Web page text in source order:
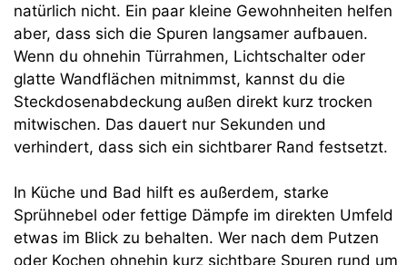
natürlich nicht. Ein paar kleine Gewohnheiten helfen
aber, dass sich die Spuren langsamer aufbauen.
Wenn du ohnehin Türrahmen, Lichtschalter oder
glatte Wandflächen mitnimmst, kannst du die
Steckdosenabdeckung außen direkt kurz trocken
mitwischen. Das dauert nur Sekunden und
verhindert, dass sich ein sichtbarer Rand festsetzt.
In Küche und Bad hilft es außerdem, starke
Sprühnebel oder fettige Dämpfe im direkten Umfeld
etwas im Blick zu behalten. Wer nach dem Putzen
oder Kochen ohnehin kurz sichtbare Spuren rund um